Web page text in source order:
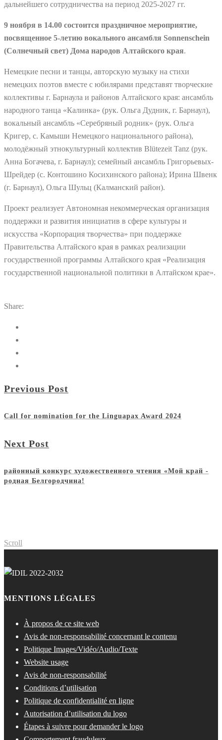
дальнейшего сотрудничества на период 2025-2027 гг.
9 ноября в 14.00 состоится праздничное мероприятие,
посвященное 5-летию вокального ансамбля Sonnenschein
(Солнечный свет) Дома народов Алтайского края.
Немецкие песни и танцы, авторскую музыку на стихи
немецких поэтов вместе с юбилярами представят творческие
коллективы г. Барнаула и районов Алтайского края: ансамбль
народного танца «Калинка» (рук. Ольга Дудник, г. Барнаул),
вокальный ансамбль «Серебряный родник» (рук. Ольга
Кригер, с. Камыши Немецкого национального района),
молодёжный этнокультурный коллектив Blütezeit Tanz (рук.
Анна Богачева, г. Барнаул); семейный ансамбль Григорьевых-
Шрейдер (с. Контошино Косихинского района); Ирина Швенк
(г. Барнаул), Ольга Шульц (Калманский район).
Проект реализует Автономная некоммерческая организация
поддержки и развития инициатив в сфере культуры и
искусства «Корпорация творчества» при поддержке
Правительства Алтайского края в рамках реализации
государственной программы Алтайского края «Реализация
государственной национальной политики в Алтайском крае».
Share:
Previous Post
Call for nomination for the Linguapax Award 2024
Next Post
районный конкурс художественного чтения «Мой край -
родная Белгородчина!
Scroll
MENTIONS LÉGALES
À propos de ce site web
Avis de non-responsabilité concernant le contenu
Politique Images/Vidéo/Audio/Texte
Website usage
Avis de non-responsabilité
Conditions d’utilisation
Politique de confidentialité en ligne
Autorisation d’utilisation du logo
Étapes à suivre pour demander le logo